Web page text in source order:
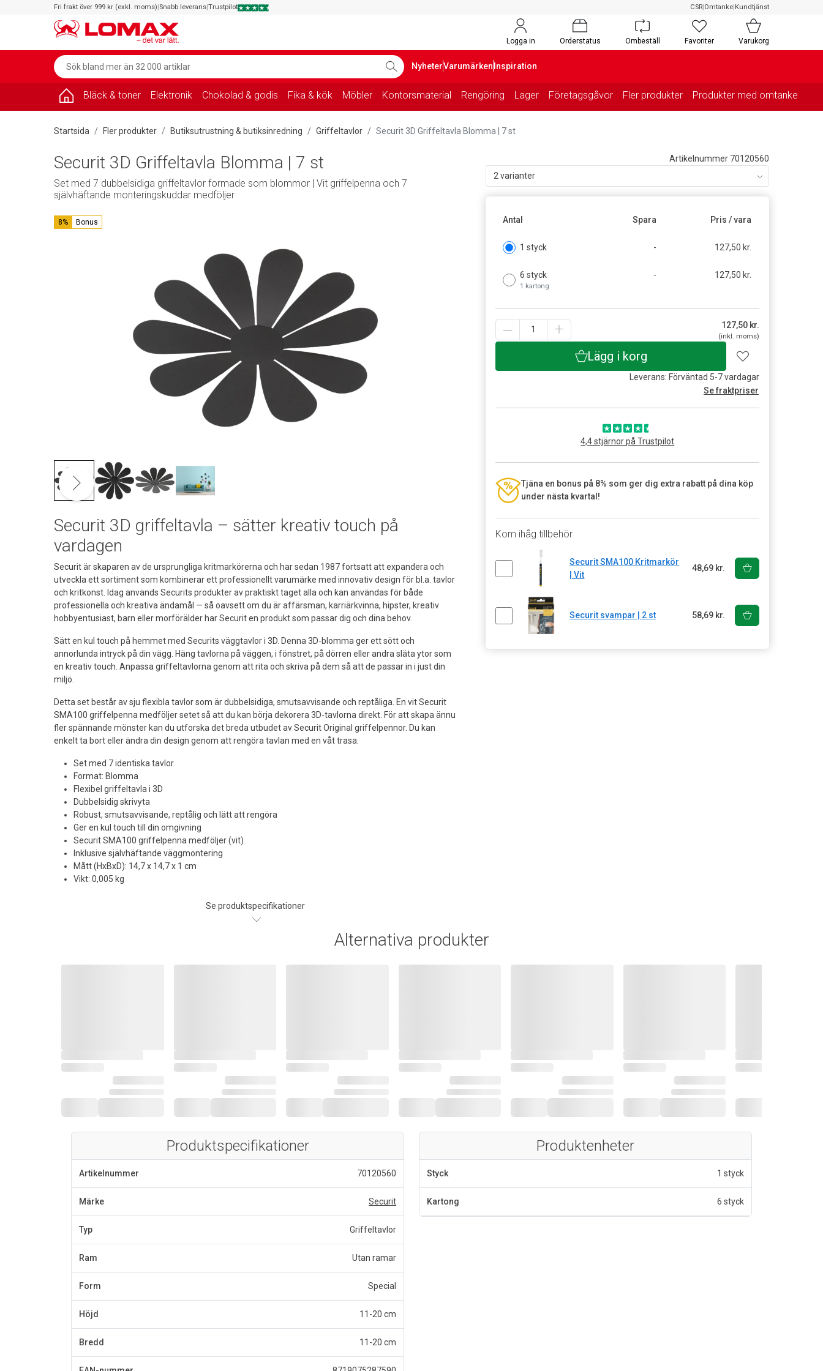
Fri frakt över 999 kr (exkl. moms)|Snabb leverans|Trustpilot CSR|Omtanke|Kundtjänst
Logga in Orderstatus Ombeställ Favoriter Varukorg
NyheterVarumärken Inspiration
Bläck & toner Elektronik Chokolad & godis Fika & kök Möbler Kontorsmaterial Rengöring Lager Företagsgåvor Fler produkter Produkter med omtanke
Startsida Fler produkter Butiksutrustning & butiksinredning Griffeltavlor Securit 3D Griffeltavla Blomma | 7 st
8% Bonus
Securit 3D griffeltavla – sätter kreativ touch på
vardagen
Securit är skaparen av de ursprungliga kritmarkörerna och har sedan 1987 fortsatt att expandera och
utveckla ett sortiment som kombinerar ett professionellt varumärke med innovativ design för bl.a. tavlor
och kritkonst. Idag används Securits produkter av praktiskt taget alla och kan användas för både
professionella och kreativa ändamål — så oavsett om du är affärsman, karriärkvinna, hipster, kreativ
hobbyentusiast, barn eller morförälder har Securit en produkt som passar dig och dina behov.
Sätt en kul touch på hemmet med Securits väggtavlor i 3D. Denna 3D-blomma ger ett sött och
annorlunda intryck på din vägg. Häng tavlorna på väggen, i fönstret, på dörren eller andra släta ytor som
en kreativ touch. Anpassa griffeltavlorna genom att rita och skriva på dem så att de passar in i just din
miljö.
Detta set består av sju flexibla tavlor som är dubbelsidiga, smutsavvisande och reptåliga. En vit Securit
SMA100 griffelpenna medföljer setet så att du kan börja dekorera 3D-tavlorna direkt. För att skapa ännu
fler spännande mönster kan du utforska det breda utbudet av Securit Original griffelpennor. Du kan
enkelt ta bort eller ändra din design genom att rengöra tavlan med en våt trasa.
Set med 7 identiska tavlor
Format: Blomma
Flexibel griffeltavla i 3D
Dubbelsidig skrivyta
Robust, smutsavvisande, reptålig och lätt att rengöra
Ger en kul touch till din omgivning
Securit SMA100 griffelpenna medföljer (vit)
Inklusive självhäftande väggmontering
Mått (HxBxD): 14,7 x 14,7 x 1 cm
Vikt: 0,005 kg
Se produktspecifikationer
Artikelnummer 70120560
2 varianter
Antal Spara Pris / vara
1 styck - 127,50 kr.
6 styck
1 kartong
- 127,50 kr.
127,50kr.
(inkl. moms)
Lägg i korg
Leverans: Förväntad 5-7 vardagar
Se fraktpriser
4,4 stjärnor på Trustpilot
Tjäna en bonus på 8% som ger dig extra rabatt på dina köp
under nästa kvartal!
Kom ihåg tillbehör
Securit SMA100 Kritmarkör
| Vit
48,69 kr.
Securit svampar | 2 st 58,69 kr.
Securit 3D Griffeltavla Blomma | 7 st
Set med 7 dubbelsidiga griffeltavlor formade som blommor | Vit griffelpenna och 7
självhäftande monteringskuddar medföljer
Alternativa produkter
Produktspecifikationer
Artikelnummer 70120560
Märke Securit
Typ Griffeltavlor
Ram Utan ramar
Form Special
Höjd 11-20 cm
Bredd 11-20 cm
Produktenheter
Styck 1 styck
Kartong 6 styck